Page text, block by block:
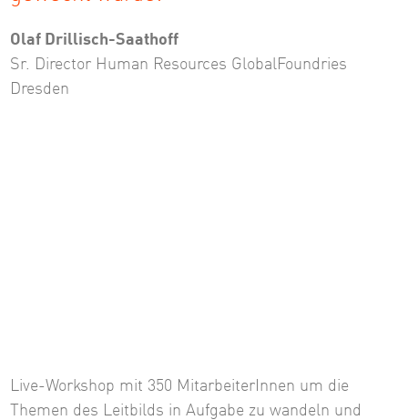
Olaf Drillisch-Saathoff
Sr. Director Human Resources GlobalFoundries
Dresden
Live-Workshop mit 350 MitarbeiterInnen um die
Themen des Leitbilds in Aufgabe zu wandeln und